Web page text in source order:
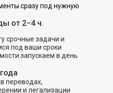
сразу под нужную
от 2−4 ч.
срочные задачи и
под ваши сроки
запускаем в день
переводах,
и легализации